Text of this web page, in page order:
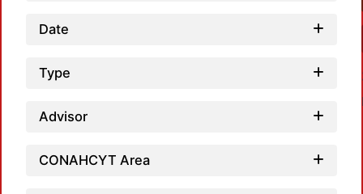
Date
Type
Advisor
CONAHCYT Area